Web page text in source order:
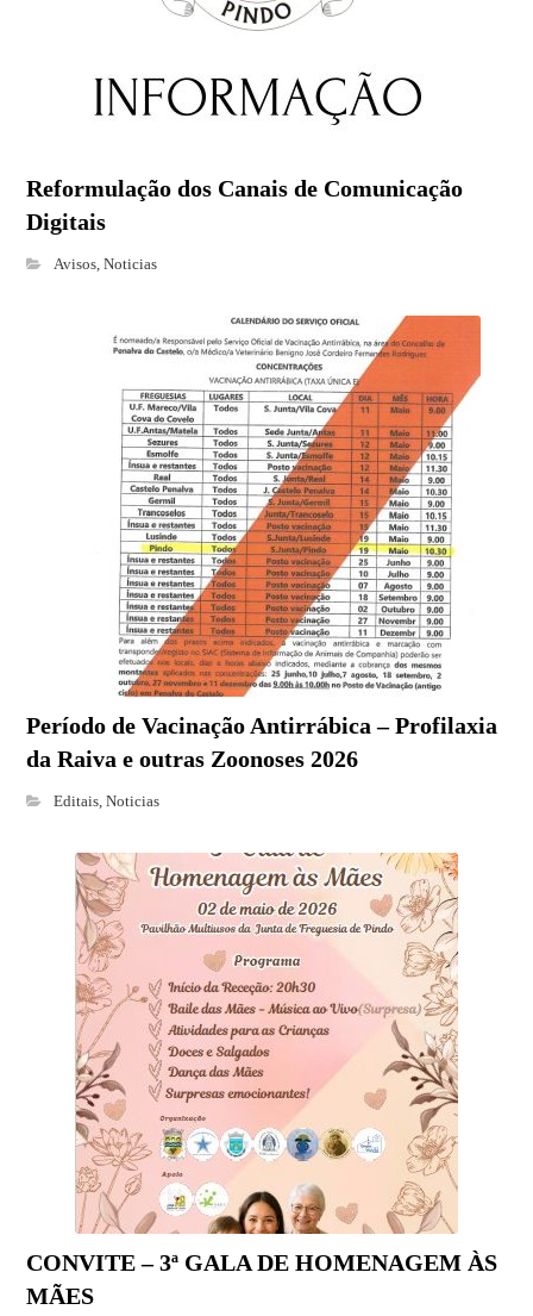
Reformulação dos Canais de Comunicação
Digitais
Avisos,Noticias
Período de Vacinação Antirrábica – Profilaxia
da Raiva e outras Zoonoses 2026
Editais,Noticias
CONVITE – 3ª GALA DE HOMENAGEM ÀS
MÃES